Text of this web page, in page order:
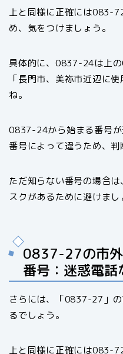
上と同様に正確には083-
め、気をつけましょう。
具体的に、0837-24は上
「長門市、美祢市近辺に
ね。
0837-24から始まる番号
番号によって違うため、判
ただ知らない番号の場合
スクがあるために避けまし
0837-27の市外
番号：迷惑電話
さらには、「0837-27」
るでしょう。
上と同様に正確には083-